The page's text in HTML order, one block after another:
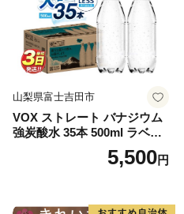
山梨県富士吉田市
VOX ストレート バナジウム
強炭酸水 35本 500ml ラベル
レス【富士吉田市限定カート
5,500円